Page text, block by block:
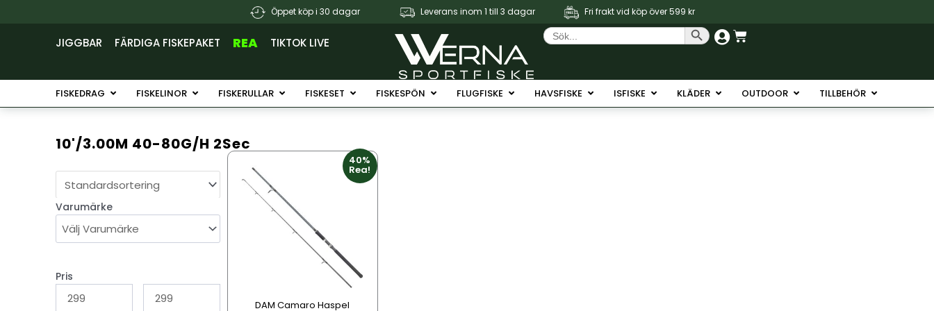
Öppet köp i 30 dagar Leverans inom 1 till 3 dagar Fri frakt vid köp över 599 kr
JIGGBAR FÄRDIGA FISKEPAKET REA TIKTOK LIVE
Sök
efter:
Sökknapp Varukorg
FISKEDRAG Öppna Fiskedrag
FISKELINOR Öppna Fiskelinor
FISKERULLAR Öppna Fiskerullar
FISKESET Öppna Fiskeset
FISKESPÖN Öppna Fiskespön
FLUGFISKE Öppna Flugfiske
HAVSFISKE Öppna Havsfiske
ISFISKE Öppna Isfiske
KLÄDER Öppna Kläder
OUTDOOR Öppna Outdoor
TILLBEHÖR Öppna
10'/3.00M 40-80G/H 2Sec
Varumärke
Pris
40%
Rea!
DAM Camaro Haspel
Den
produkten